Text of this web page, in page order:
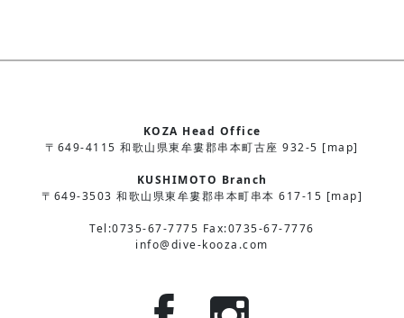
KOZA Head Office
〒649-4115 和歌山県東牟婁郡串本町古座 932-5 [map]
KUSHIMOTO Branch
〒649-3503 和歌山県東牟婁郡串本町串本 617-15 [map]
Tel:0735-67-7775 Fax:0735-67-7776
info@dive-kooza.com